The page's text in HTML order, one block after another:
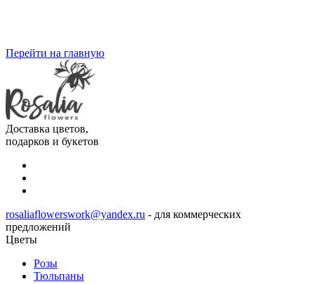
Перейти на главную
Доставка цветов,
подарков и букетов
rosaliaflowerswork@yandex.ru - для коммерческих
предложений
Цветы
Розы
Тюльпаны